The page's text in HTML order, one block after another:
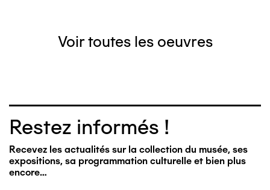
Voir toutes les oeuvres
Restez informés !
Recevez les actualités sur la collection du musée, ses
expositions, sa programmation culturelle et bien plus
encore…